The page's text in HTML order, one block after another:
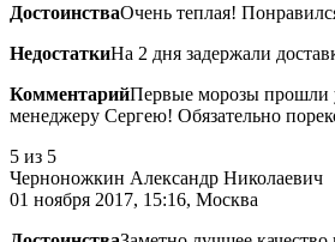
ДостоинстваОчень теплая!
НедостаткиНа 2 дня задержали
КомментарийПервые морозы прошли
менеджеру Сергею! Обязательно
5 из 5
Черноножкин Александр Николаевич
01 ноября 2017, 15:16, Москва